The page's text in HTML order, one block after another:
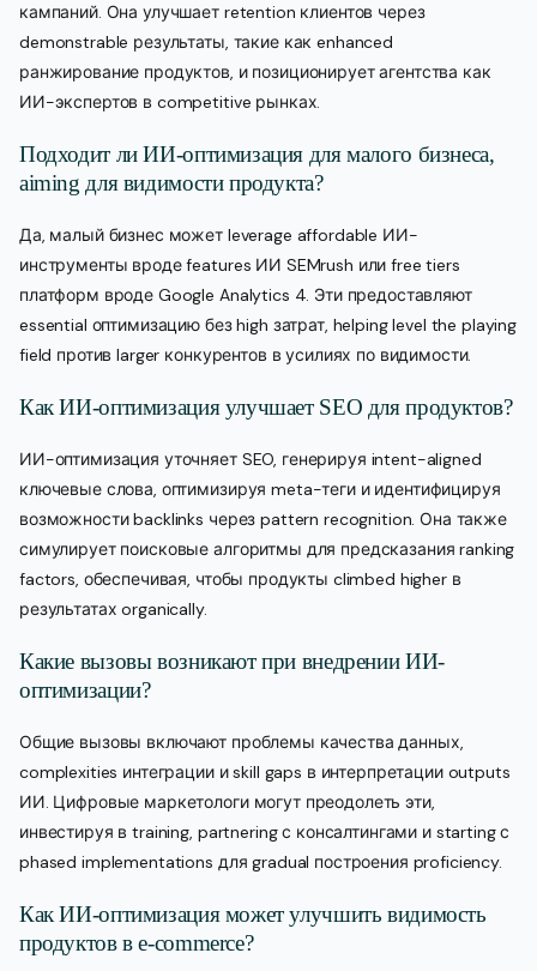
кампаний. Она улучшает retention клиентов через
demonstrable результаты, такие как enhanced
ранжирование продуктов, и позиционирует агентства как
ИИ-экспертов в competitive рынках.
Подходит ли ИИ-оптимизация для малого бизнеса,
aiming для видимости продукта?
Да, малый бизнес может leverage affordable ИИ-
инструменты вроде features ИИ SEMrush или free tiers
платформ вроде Google Analytics 4. Эти предоставляют
essential оптимизацию без high затрат, helping level the playing
field против larger конкурентов в усилиях по видимости.
Как ИИ-оптимизация улучшает SEO для продуктов?
ИИ-оптимизация уточняет SEO, генерируя intent-aligned
ключевые слова, оптимизируя meta-теги и идентифицируя
возможности backlinks через pattern recognition. Она также
симулирует поисковые алгоритмы для предсказания ranking
factors, обеспечивая, чтобы продукты climbed higher в
результатах organically.
Какие вызовы возникают при внедрении ИИ-
оптимизации?
Общие вызовы включают проблемы качества данных,
complexities интеграции и skill gaps в интерпретации outputs
ИИ. Цифровые маркетологи могут преодолеть эти,
инвестируя в training, partnering с консалтингами и starting с
phased implementations для gradual построения proficiency.
Как ИИ-оптимизация может улучшить видимость
продуктов в e-commerce?